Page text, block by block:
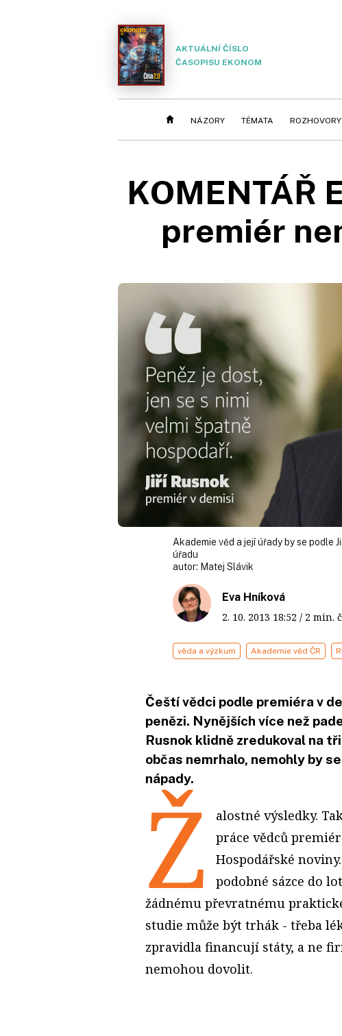
AKTUÁLNÍ ČÍSLO
ČASOPISU EKONOM
NÁZORY TÉMATA ROZHOVORY
KOMENTÁŘ
premiér
Akademie věd a její úřady by se podle
úřadu
autor: Matej Slávik
Eva Hníková
2. 10. 2013 18:52 / 2 min.
věda a výzkum Akademie věd ČR
Čeští vědci podle premiéra v
penězi. Nynějších více než
Rusnok klidně zredukoval na
občas nemrhalo, nemohly by
nápady.
Ž
alostné výsledky.
práce vědců
Hospodářské
podobné sázce do
žádnému převratnému
studie může být trhák - třeba
zpravidla financují státy, a ne
nemohou dovolit.